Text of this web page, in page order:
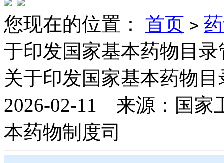
您现在的位置： 首页 >
于印发国家基本药物目
关于印发国家基本药物
2026-02-11 来源：国
本药物制度司